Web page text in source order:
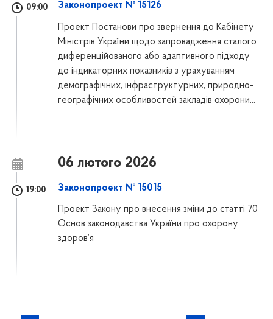
09:00 Законопроект № 15126
Проект Постанови про звернення до Кабінету
Міністрів України щодо запровадження сталого
диференційованого або адаптивного підходу
до індикаторних показників з урахуванням
демографічних, інфраструктурних, природно-
географічних особливостей закладів охорони...
06 лютого 2026
19:00 Законопроект № 15015
Проект Закону про внесення зміни до статті 70
Основ законодавства України про охорону
здоров’я